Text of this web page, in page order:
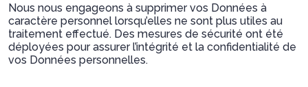
Nous nous engageons à supprimer vos Données à
caractère personnel lorsqu’elles ne sont plus utiles au
traitement effectué. Des mesures de sécurité ont été
déployées pour assurer l’intégrité et la confidentialité de
vos Données personnelles.